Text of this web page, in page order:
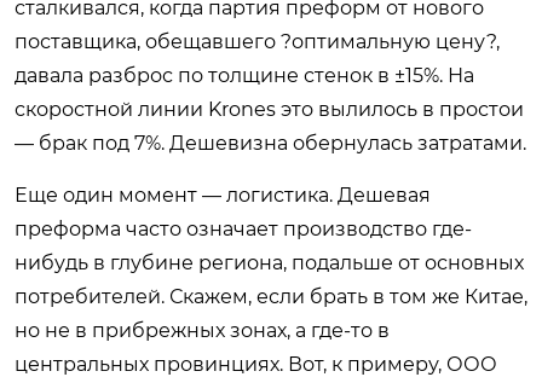
сталкивался, когда партия преформ от нового
поставщика, обещавшего ?оптимальную цену?,
давала разброс по толщине стенок в ±15%. На
скоростной линии Krones это вылилось в простои
— брак под 7%. Дешевизна обернулась затратами.
Еще один момент — логистика. Дешевая
преформа часто означает производство где-
нибудь в глубине региона, подальше от основных
потребителей. Скажем, если брать в том же Китае,
но не в прибрежных зонах, а где-то в
центральных провинциях. Вот, к примеру, ООО